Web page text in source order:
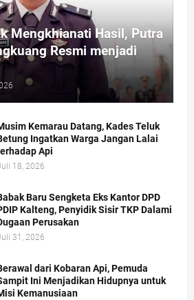
Mengkhianati Hasil, Putra
Resmi menjadi
Kemarau Datang, Kades Teluk
Ingatkan Warga Jangan Lalai
Api
18, 2026
Baru Sengketa Eks Kantor DPD
Kalteng, Penyidik Sisir TKP Dalami
Perusakan
31, 2026
dari Kobaran Api, Pemuda
Ini Menjadikan Hidupnya untuk
Kemanusiaan